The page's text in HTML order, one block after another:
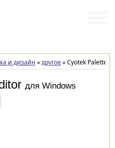
и дизайн »другое»Cyotek Palette
для Windows